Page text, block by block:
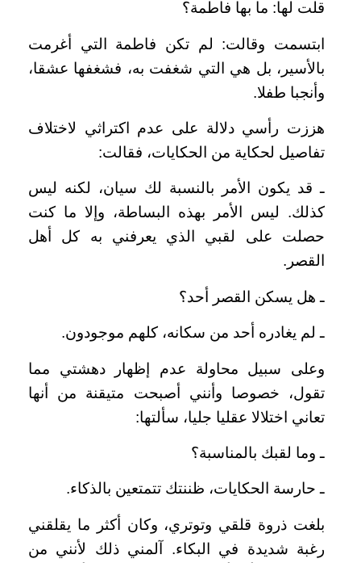
قلت لها: ما بها فاطمة؟
ابتسمت وقالت: لم تكن فاطمة التي أغرمت
بالأسير، بل هي التي شغفت به، فشغفها عشقا،
وأنجبا طفلا.
هززت رأسي دلالة على عدم اكتراثي لاختلاف
تفاصيل لحكاية من الحكايات، فقالت:
ـ قد يكون الأمر بالنسبة لك سيان، لكنه ليس
كذلك. ليس الأمر بهذه البساطة، وإلا ما كنت
حصلت على لقبي الذي يعرفني به كل أهل
القصر.
ـ هل يسكن القصر أحد؟
ـ لم يغادره أحد من سكانه، كلهم موجودون.
وعلى سبيل محاولة عدم إظهار دهشتي مما
تقول، خصوصا وأنني أصبحت متيقنة من أنها
تعاني اختلالا عقليا جليا، سألتها:
ـ وما لقبك بالمناسبة؟
ـ حارسة الحكايات، ظننتك تتمتعين بالذكاء.
بلغت ذروة قلقي وتوتري، وكان أكثر ما يقلقني
رغبة شديدة في البكاء. آلمني ذلك لأنني من